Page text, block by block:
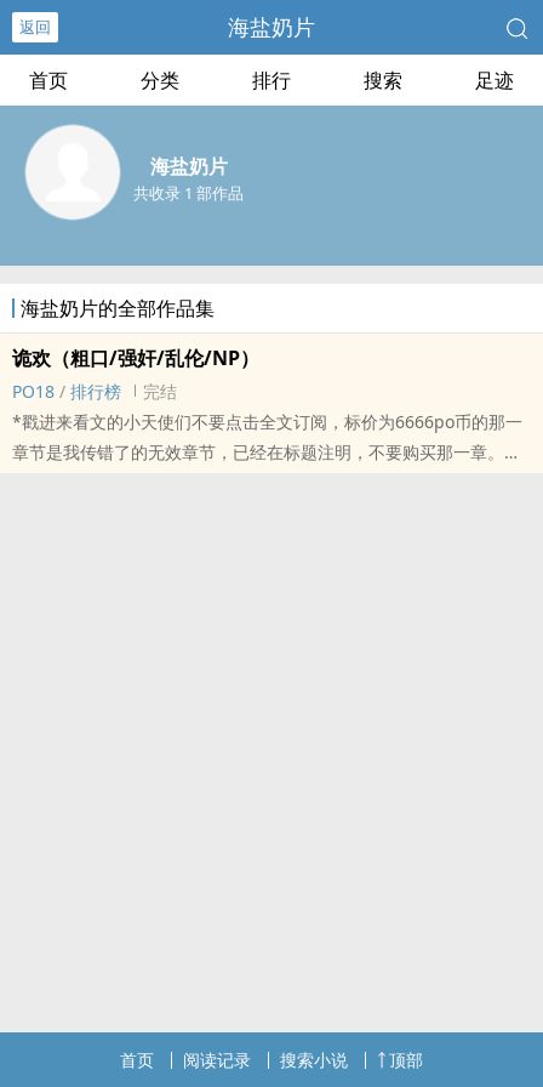
返回 海盐奶片
首页 分类 排行 搜索 足迹
海盐奶片
共收录 1 部作品
海盐奶片的全部作品集
诡欢（粗口/‍‍‎强‌‎‎奸‍‎/‍‌‎乱‌‍‎伦‍‎‌/NP）
‎P‎O‍‍‎1‍‌8‌‍‌ / 排行榜
完结
*戳进来看文的小天使们不要点击全文订阅，标价为6666po币的那一
章节是我传错了的无效章节，已经在标题注明，不要购买那一章。收
首页 阅读记录 搜索小说 顶部